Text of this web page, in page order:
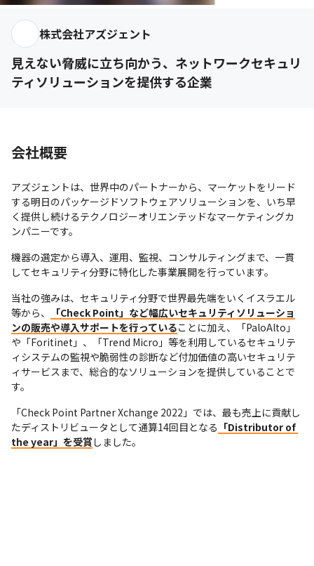
株式会社アズジェント
見えない脅威に立ち向かう、ネットワークセキュリ
ティソリューションを提供する企業
会社概要
アズジェントは、世界中のパートナーから、マーケットをリード
する明日のパッケージドソフトウェアソリューションを、いち早
く提供し続けるテクノロジーオリエンテッドなマーケティングカ
ンパニーです。
機器の選定から導入、運用、監視、コンサルティングまで、一貫
してセキュリティ分野に特化した事業展開を行っています。
当社の強みは、セキュリティ分野で世界最先端をいくイスラエル
等から、
「Check Point」など幅広いセキュリティソリューショ
ンの販売や導入サポートを行っていることに加え、「PaloAlto」
や「Foritinet」、「Trend Micro」等を利用しているセキュリテ
ィシステムの監視や脆弱性の診断など付加価値の高いセキュリテ
ィサービスまで、総合的なソリューションを提供していることで
す。
「Check Point Partner Xchange 2022」では、最も売上に貢献し
たディストリビュータとして通算14回目となる 「Distributor of
the year」を受賞 しました。